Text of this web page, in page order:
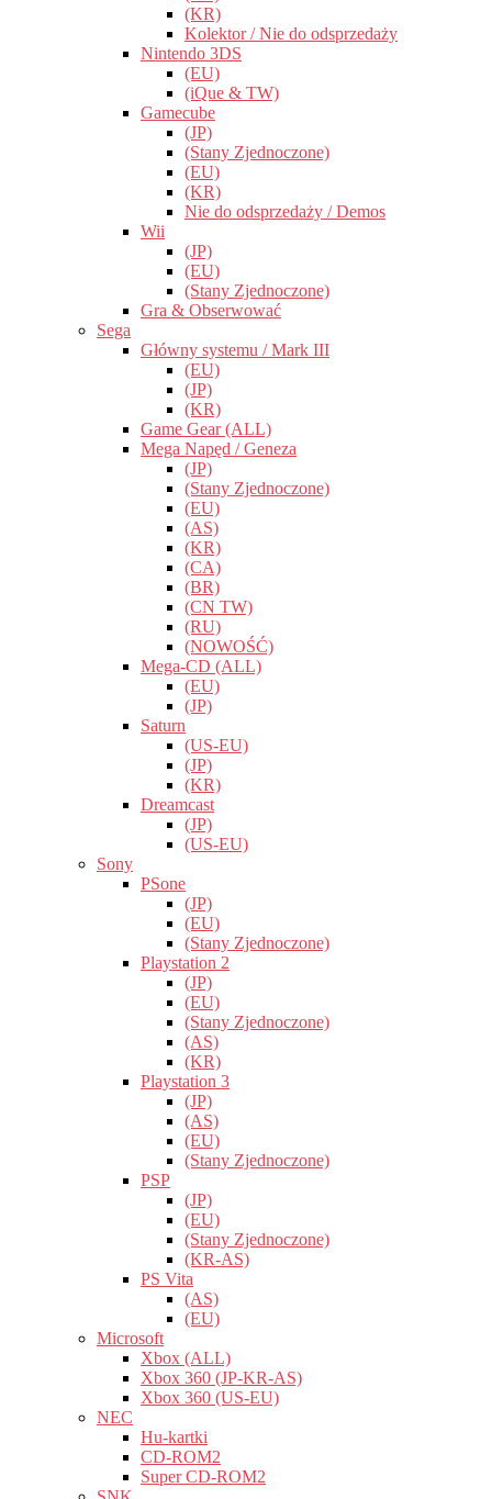
(KR)
Kolektor / Nie do odsprzedaży
Nintendo 3DS
(EU)
(iQue & TW)
Gamecube
(JP)
(Stany Zjednoczone)
(EU)
(KR)
Nie do odsprzedaży / Demos
Wii
(JP)
(EU)
(Stany Zjednoczone)
Gra & Obserwować
Sega
Główny systemu / Mark III
(EU)
(JP)
(KR)
Game Gear (ALL)
Mega Napęd / Geneza
(JP)
(Stany Zjednoczone)
(EU)
(AS)
(KR)
(CA)
(BR)
(CN TW)
(RU)
(NOWOŚĆ)
Mega-CD (ALL)
(EU)
(JP)
Saturn
(US-EU)
(JP)
(KR)
Dreamcast
(JP)
(US-EU)
Sony
PSone
(JP)
(EU)
(Stany Zjednoczone)
Playstation 2
(JP)
(EU)
(Stany Zjednoczone)
(AS)
(KR)
Playstation 3
(JP)
(AS)
(EU)
(Stany Zjednoczone)
PSP
(JP)
(EU)
(Stany Zjednoczone)
(KR-AS)
PS Vita
(AS)
(EU)
Microsoft
Xbox (ALL)
Xbox 360 (JP-KR-AS)
Xbox 360 (US-EU)
NEC
Hu-kartki
CD-ROM2
Super CD-ROM2